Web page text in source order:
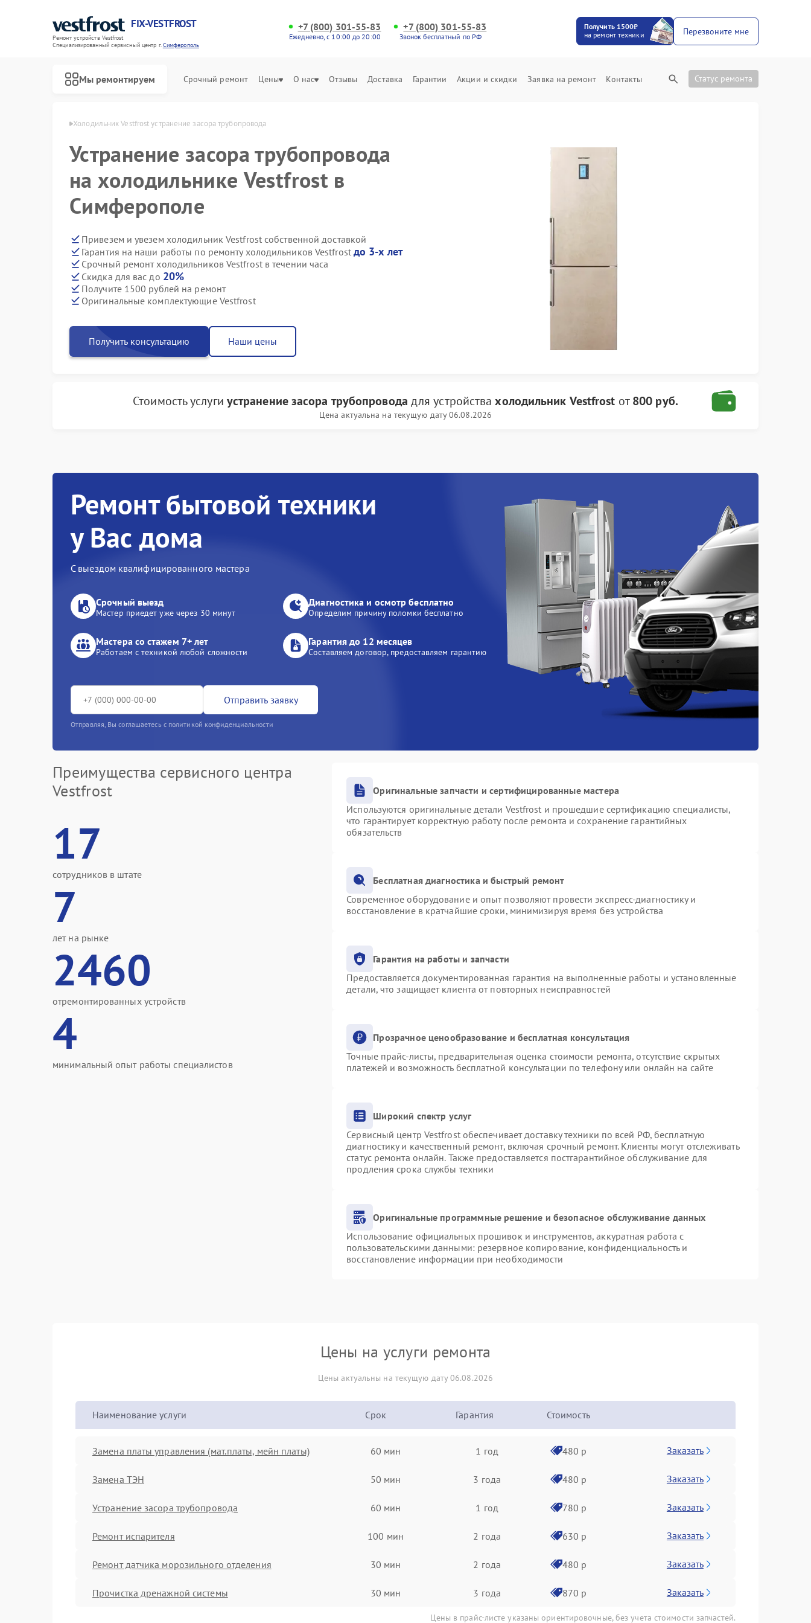
FIX-VESTFROST
Ремонт устройств Vestfrost
Специализированный cервисный центр г.Симферополь
+7 (800) 301-55-83
Ежедневно, с 10:00 до 20:00
+7 (800) 301-55-83
Звонок бесплатный по РФ
Получить 1500₽
на ремонт техники
Перезвоните мне
Мы ремонтируем Срочный ремонт Цены О нас Отзывы Доставка Гарантии Акции и скидки Заявка на ремонт Контакты Статус ремонта
в Симферополе Холодильник Vestfrost устранение засора трубопровода
Устранение засора трубопровода
на холодильнике Vestfrost в
Симферополе
Привезем и увезем холодильник Vestfrost собственной доставкой
Гарантия на наши работы по ремонту холодильников Vestfrost до 3-х лет
Срочный ремонт холодильников Vestfrost в течении часа
Скидка для вас до 20%
Получите 1500 рублей на ремонт
Оригинальные комплектующие Vestfrost
Получить консультацию Наши цены
Стоимость услуги устранение засора трубопровода для устройствахолодильник Vestfrost от800 руб.
Цена актуальна на текущую дату 06.08.2026
Ремонт бытовой техники
у Вас дома
С выездом квалифицированного мастера
Срочный выезд
Мастер приедет уже через 30 минут
Диагностика и осмотр бесплатно
Определим причину поломки бесплатно
Мастера со стажем 7+ лет
Работаем с техникой любой сложности
Гарантия до 12 месяцев
Составляем договор, предоставляем гарантию
Отправить заявку
Отправляя, Вы соглашаетесь с политикой конфиденциальности
Преимущества сервисного центра
Vestfrost
17
сотрудников в штате
7
лет на рынке
2460
отремонтированных устройств
4
минимальный опыт работы специалистов
Оригинальные запчасти и сертифицированные мастера
Используются оригинальные детали Vestfrost и прошедшие сертификацию специалисты,
что гарантирует корректную работу после ремонта и сохранение гарантийных
обязательств
Бесплатная диагностика и быстрый ремонт
Современное оборудование и опыт позволяют провести экспресс-диагностику и
восстановление в кратчайшие сроки, минимизируя время без устройства
Гарантия на работы и запчасти
Предоставляется документированная гарантия на выполненные работы и установленные
детали, что защищает клиента от повторных неисправностей
Прозрачное ценообразование и бесплатная консультация
Точные прайс-листы, предварительная оценка стоимости ремонта, отсутствие скрытых
платежей и возможность бесплатной консультации по телефону или онлайн на сайте
Широкий спектр услуг
Сервисный центр Vestfrost обеспечивает доставку техники по всей РФ, бесплатную
диагностику и качественный ремонт, включая срочный ремонт. Клиенты могут отслеживать
статус ремонта онлайн. Также предоставляется постгарантийное обслуживание для
продления срока службы техники
Оригинальные программные решение и безопасное обслуживание данных
Использование официальных прошивок и инструментов, аккуратная работа с
пользовательскими данными: резервное копирование, конфиденциальность и
восстановление информации при необходимости
Цены на услуги ремонта
Цены актуальны на текущую дату 06.08.2026
Наименование услуги Срок Гарантия Стоимость
Замена платы управления (мат.платы, мейн платы) 60 мин 1 год 480 р Заказать
Замена ТЭН 50 мин 3 года 480 р Заказать
Устранение засора трубопровода 60 мин 1 год 780 р Заказать
Ремонт испарителя 100 мин 2 года 630 р Заказать
Ремонт датчика морозильного отделения 30 мин 2 года 480 р Заказать
Прочистка дренажной системы 30 мин 3 года 870 р Заказать
Цены в прайс-листе указаны ориентировочные, без учета стоимости запчастей.